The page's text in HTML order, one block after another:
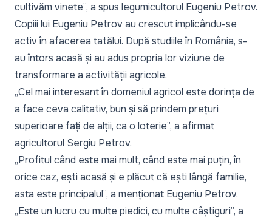
cultivăm vinete”, a spus legumicultorul Eugeniu Petrov.
Copiii lui Eugeniu Petrov au crescut implicându-se
activ în afacerea tatălui. După studiile în România, s-
au întors acasă și au adus propria lor viziune de
transformare a activității agricole.
„Cel mai interesant în domeniul agricol este dorința de
a face ceva calitativ, bun și să prindem prețuri
superioare față de alții, ca o loterie”, a afirmat
agricultorul Sergiu Petrov.
„Profitul când este mai mult, când este mai puțin, în
orice caz, ești acasă și e plăcut că ești lângă familie,
asta este principalul”, a menționat Eugeniu Petrov.
„Este un lucru cu multe piedici, cu multe câștiguri”, a